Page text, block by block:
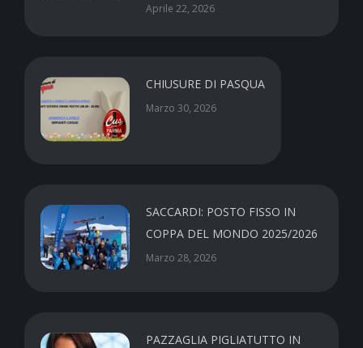
Aprile 22, 2026
CHIUSURE DI PASQUA
Marzo 30, 2026
SACCARDI: POSTO FISSO IN
COPPA DEL MONDO 2025/2026
Marzo 28, 2026
PAZZAGLIA PIGLIATUTTO IN